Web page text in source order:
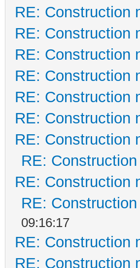
RE: Construction
RE: Construction
RE: Construction
RE: Construction
RE: Construction
RE: Construction
RE: Construction
RE:
RE: Construction
RE:
09:16:17
RE: Construction
RE: Construction